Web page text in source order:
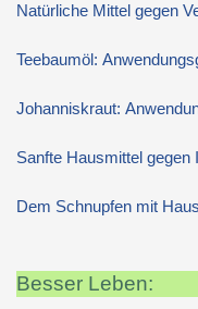
Natürliche Mittel gegen
Teebaumöl:
Johanniskraut:
Sanfte Hausmittel gegen
Dem Schnupfen mit
Besser Leben: